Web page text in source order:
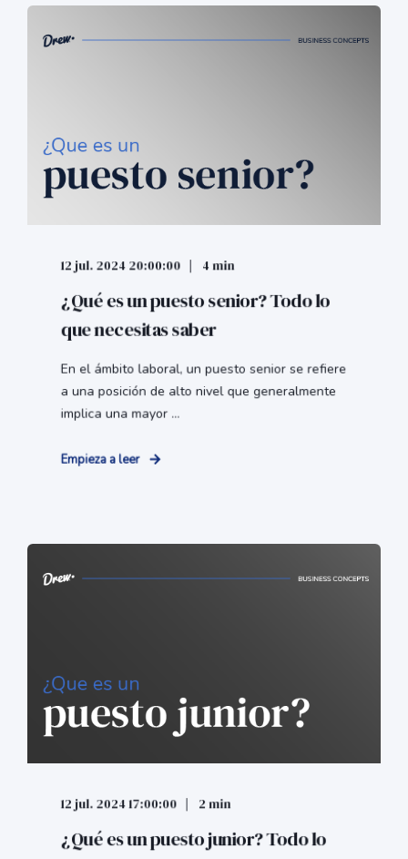
12 jul. 2024 20:00:00 4 min
¿Qué es un puesto senior? Todo lo
que necesitas saber
En el ámbito laboral, un puesto senior se refiere
a una posición de alto nivel que generalmente
implica una mayor ...
Empieza a leer
12 jul. 2024 17:00:00 2 min
¿Qué es un puesto junior? Todo lo